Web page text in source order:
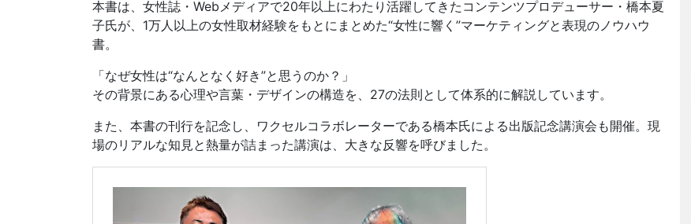
本書は、女性誌・Webメディアで20年以上にわたり活躍してきたコンテンツプロデューサー・橋本夏
子氏が、1万人以上の女性取材経験をもとにまとめた“女性に響く”マーケティングと表現のノウハウ
書。
「なぜ女性は“なんとなく好き”と思うのか？」
その背景にある心理や言葉・デザインの構造を、27の法則として体系的に解説しています。
また、本書の刊行を記念し、ワクセルコラボレーターである橋本氏による出版記念講演会も開催。現
場のリアルな知見と熱量が詰まった講演は、大きな反響を呼びました。